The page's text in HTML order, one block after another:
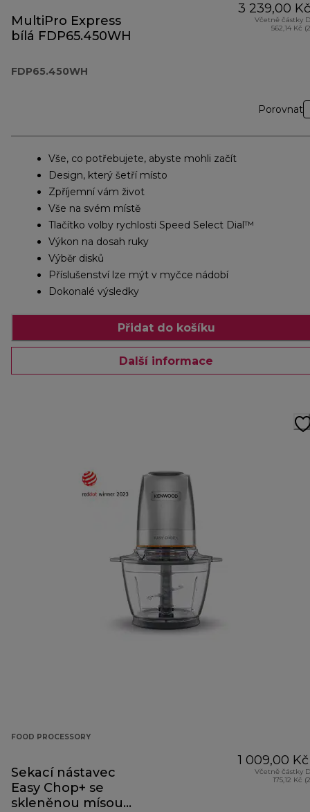
MultiPro Express
bílá FDP65.450WH
FDP65.450WH
3 239,00 Kč
Včetně částky
562,14 Kč
Porovnat
Vše, co potřebujete, abyste mohli začít
Design, který šetří místo
Zpříjemní vám život
Vše na svém místě
Tlačítko volby rychlosti Speed Select Dial™
Výkon na dosah ruky
Výběr disků
Příslušenství lze mýt v myčce nádobí
Dokonalé výsledky
Přidat do košíku
Další informace
FOOD PROCESSORY
Sekací nástavec
Easy Chop+ se
skleněnou mísou
1 009,00 Kč
Včetně částky
175,12 Kč